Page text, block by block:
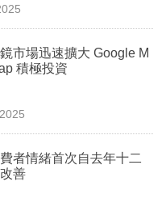
市場迅速擴大 Google M
積極投資
者情緒首次自去年十二
善